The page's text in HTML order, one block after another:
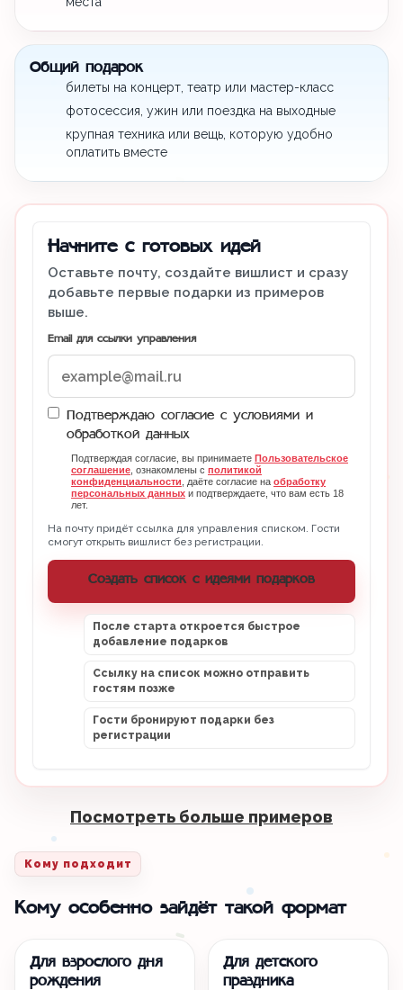
Общий подарок
билеты на концерт, театр или мастер-класс
фотосессия, ужин или поездка на выходные
крупная техника или вещь, которую удобно
оплатить вместе
Начните с готовых идей
Оставьте почту, создайте вишлист и сразу
добавьте первые подарки из примеров
выше.
Email для ссылки управления
Подтверждаю согласие с условиями и
обработкой данных
Подтверждая согласие, вы принимаете Пользовательское
соглашение, ознакомлены с политикой
конфиденциальности, даёте согласие на обработку
персональных данных и подтверждаете, что вам есть 18
лет.
На почту придёт ссылка для управления списком. Гости
смогут открыть вишлист без регистрации.
Создать список с идеями подарков
После старта откроется быстрое
добавление подарков
Ссылку на список можно отправить
гостям позже
Гости бронируют подарки без
регистрации
Посмотреть больше примеров
Кому подходит
Кому особенно зайдёт такой формат
Для взрослого дня
рождения
Для детского
праздника